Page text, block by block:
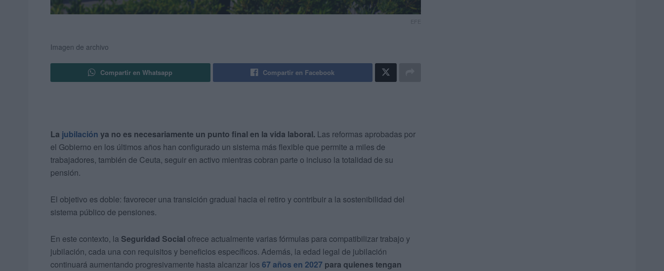
EFE
Imagen de archivo
Compartir en Whatsapp Compartir en Facebook
La jubilación ya no es necesariamente un punto final en la vida laboral. Las reformas aprobadas por
el Gobierno en los últimos años han configurado un sistema más flexible que permite a miles de
trabajadores, también de Ceuta, seguir en activo mientras cobran parte o incluso la totalidad de su
pensión.
El objetivo es doble: favorecer una transición gradual hacia el retiro y contribuir a la sostenibilidad del
sistema público de pensiones.
En este contexto, la Seguridad Social ofrece actualmente varias fórmulas para compatibilizar trabajo y
jubilación, cada una con requisitos y beneficios específicos. Además, la edad legal de jubilación
continuará aumentando progresivamente hasta alcanzar los 67 años en 2027 para quienes tengan